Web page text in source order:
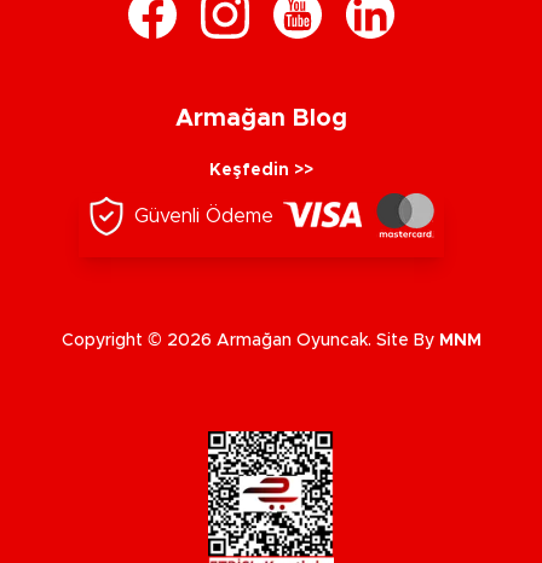
Armağan Blog
Keşfedin >>
Güvenli Ödeme
Copyright © 2026 Armağan Oyuncak. Site By MNM